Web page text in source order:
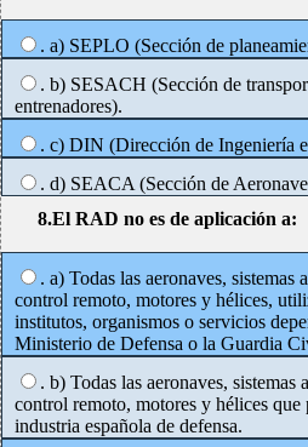
. a) SEPLO (Sección de
. b) SESACH (Sección de
entrenadores).
. c) DIN (Dirección de Ingeniería
. d) SEACA (Sección de
8.El RAD no es de aplicación a:
. a) Todas las aeronaves, sistemas
control remoto, motores y hélices,
institutos, organismos o servicios
Ministerio de Defensa o la Guardia
. b) Todas las aeronaves,
control remoto, motores y hélices que
industria española de defensa.